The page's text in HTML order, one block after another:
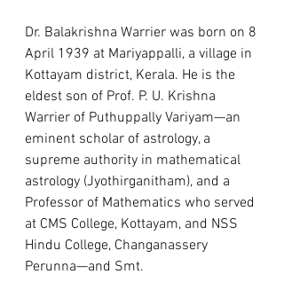
Dr. Balakrishna Warrier was born on 8
April 1939 at Mariyappalli, a village in
Kottayam district, Kerala. He is the
eldest son of Prof. P. U. Krishna
Warrier of Puthuppally Variyam—an
eminent scholar of astrology, a
supreme authority in mathematical
astrology (Jyothirganitham), and a
Professor of Mathematics who served
at CMS College, Kottayam, and NSS
Hindu College, Changanassery
Perunna—and Smt.